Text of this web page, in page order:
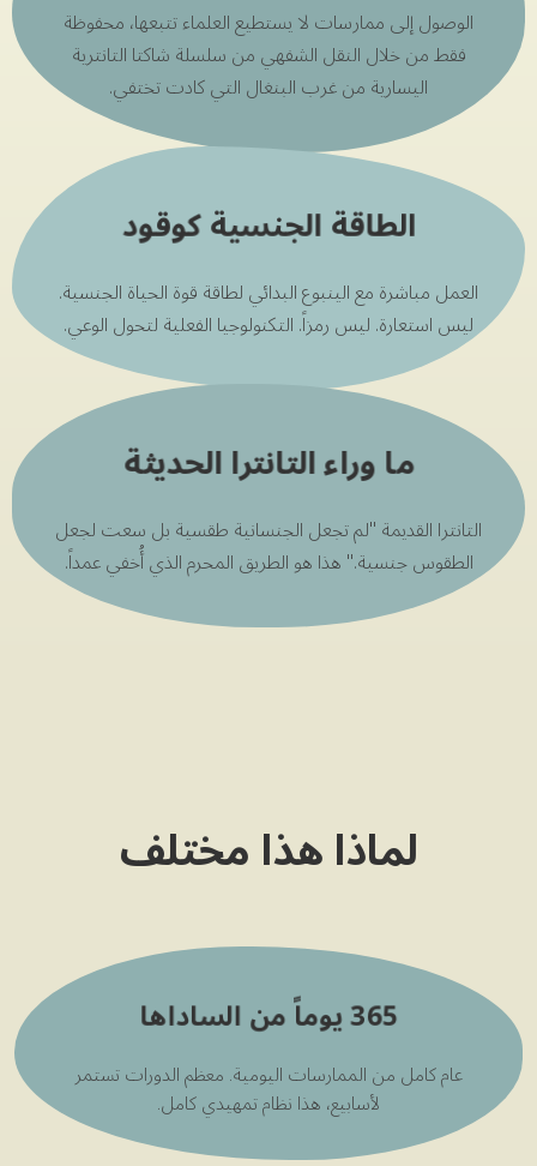
الوصول إلى ممارسات لا يستطيع العلماء تتبعها، محفوظة
فقط من خلال النقل الشفهي من سلسلة شاكتا التانترية
اليسارية من غرب البنغال التي كادت تختفي.
الطاقة الجنسية كوقود
العمل مباشرة مع الينبوع البدائي لطاقة قوة الحياة الجنسية.
ليس استعارة. ليس رمزاً. التكنولوجيا الفعلية لتحول الوعي.
ما وراء التانترا الحديثة
التانترا القديمة "لم تجعل الجنسانية طقسية بل سعت لجعل
الطقوس جنسية." هذا هو الطريق المحرم الذي أُخفي عمداً.
لماذا هذا مختلف
365 يوماً من الساداها
عام كامل من الممارسات اليومية. معظم الدورات تستمر
لأسابيع، هذا نظام تمهيدي كامل.